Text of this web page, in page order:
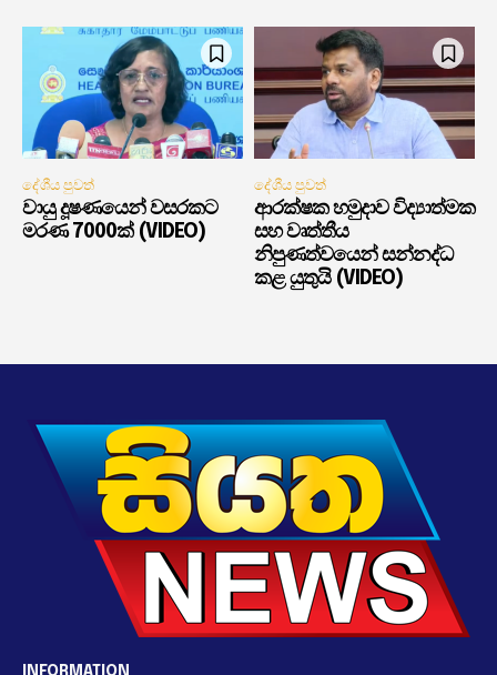
දේශීය පුවත්
වායු දූෂණයෙන් වසරකට
මරණ 7000ක් (VIDEO)
දේශීය පුවත්
ආරක්ෂක හමුදාව විද්‍යාත්මක
සහ වෘත්තීය
නිපුණත්වයෙන් සන්නද්ධ
කළ යුතුයි (VIDEO)